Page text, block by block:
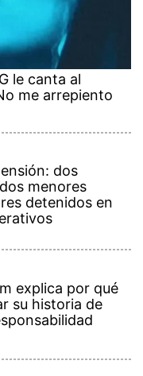
le canta al
me arrepiento
dos
menores
detenidos en
explica por qué
su historia de